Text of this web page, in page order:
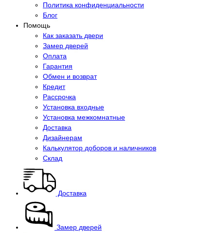
Политика конфиденциальности
Блог
Помощь
Как заказать двери
Замер дверей
Оплата
Гарантия
Обмен и возврат
Кредит
Рассрочка
Установка входные
Установка межкомнатные
Доставка
Дизайнерам
Калькулятор доборов и наличников
Склад
Доставка
Замер дверей